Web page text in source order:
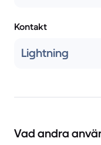
Kontakt
Lightning
Vad andra